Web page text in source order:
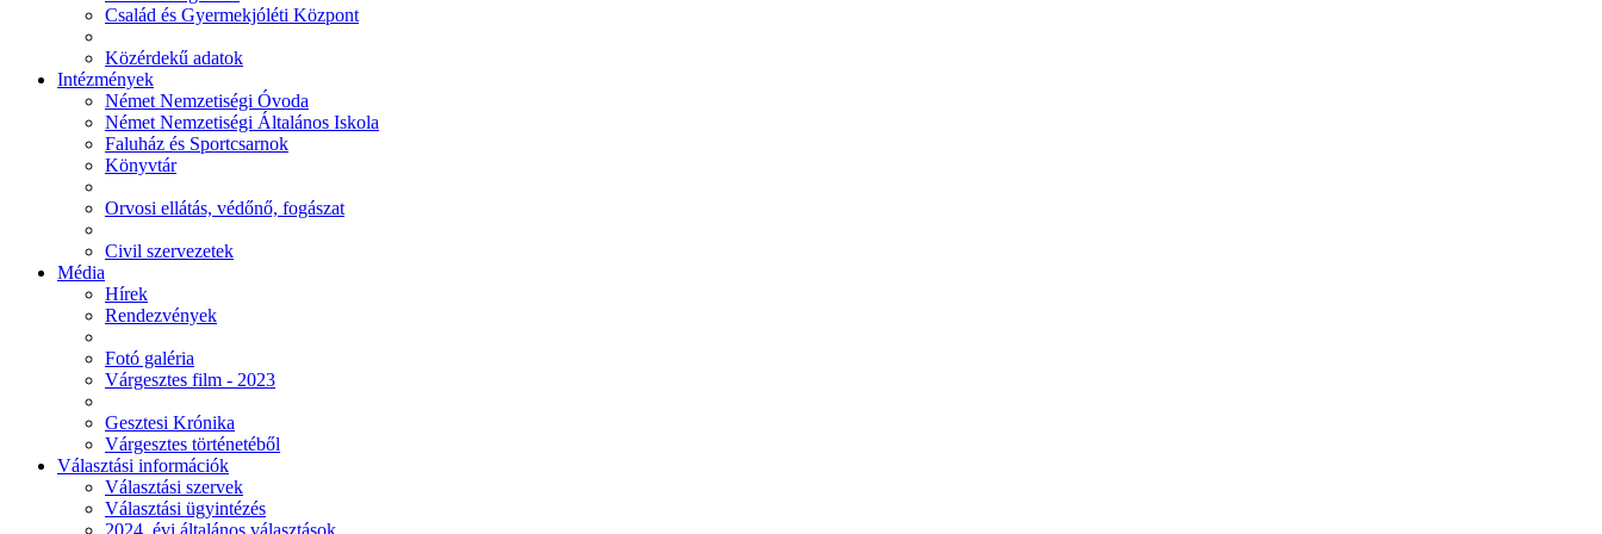
Család és Gyermekjóléti Központ
Közérdekű adatok
Intézmények
Német Nemzetiségi Óvoda
Német Nemzetiségi Általános Iskola
Faluház és Sportcsarnok
Könyvtár
Orvosi ellátás, védőnő, fogászat
Civil szervezetek
Média
Hírek
Rendezvények
Fotó galéria
Várgesztes film - 2023
Gesztesi Krónika
Várgesztes történetéből
Választási információk
Választási szervek
Választási ügyintézés
2024. évi általános választások